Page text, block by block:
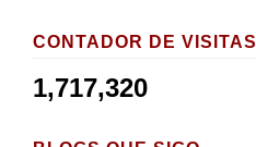
CONTADOR DE VISITAS
1,717,320